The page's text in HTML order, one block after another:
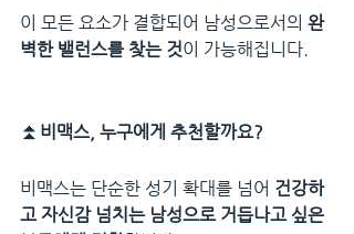
이 모든 요소가 결합되어 남성으로서의 완
벽한 밸런스를 찾는 것이 가능해집니다.
⏫ 비맥스, 누구에게 추천할까요?
비맥스는 단순한 성기 확대를 넘어 건강하
고 자신감 넘치는 남성으로 거듭나고 싶은